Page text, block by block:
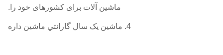
ماشین آلات برای کشورهای خود را.
4. ماشين يک سال گارانتي ماشين داره